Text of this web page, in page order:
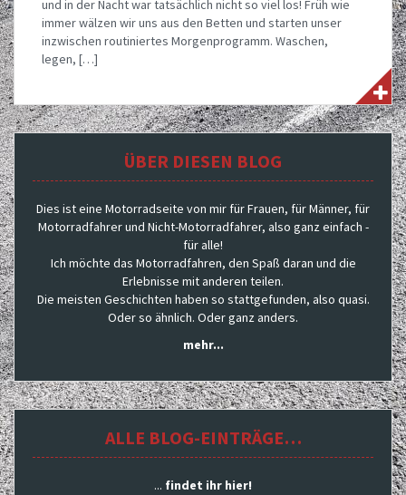
und in der Nacht war tatsächlich nicht so viel los! Früh wie
immer wälzen wir uns aus den Betten und starten unser
inzwischen routiniertes Morgenprogramm. Waschen,
legen, […]
ÜBER DIESEN BLOG
Dies ist eine Motorradseite von mir für Frauen, für Männer, für
Motorradfahrer und Nicht-Motorradfahrer, also ganz einfach -
für alle!
Ich möchte das Motorradfahren, den Spaß daran und die
Erlebnisse mit anderen teilen.
Die meisten Geschichten haben so stattgefunden, also quasi.
Oder so ähnlich. Oder ganz anders.
mehr...
ALLE BLOG-EINTRÄGE…
... findet ihr hier!